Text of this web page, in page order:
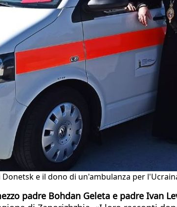
e il dono di un'ambulanza per
padre Bohdan Geleta e padre Ivan